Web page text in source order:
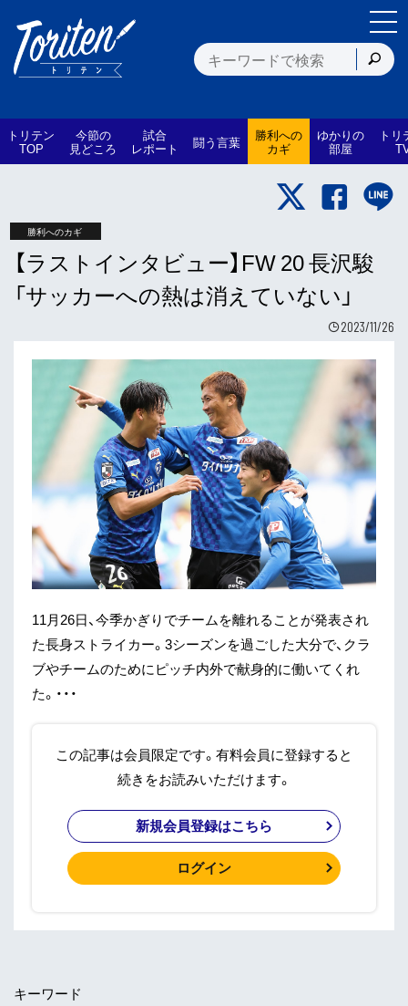
トリテン
TOP
今節の
見どころ
試合
レポート 闘う言葉 勝利への
カギ
ゆかりの
部屋
トリ
勝利へのカギ
【ラストインタビュー】FW 20 長沢駿
「サッカーへの熱は消えていない」
2023/11/26
11月26日、今季かぎりでチームを離れることが発表され
た長身ストライカー。3シーズンを過ごした大分で、クラ
ブやチームのためにピッチ内外で献身的に働いてくれ
た。・・・
この記事は会員限定です。有料会員に登録すると
続きをお読みいただけます。
新規会員登録はこちら
ログイン
キーワード